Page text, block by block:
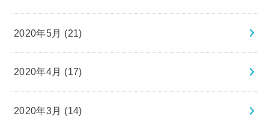
2020年5月 (21)
2020年4月 (17)
2020年3月 (14)